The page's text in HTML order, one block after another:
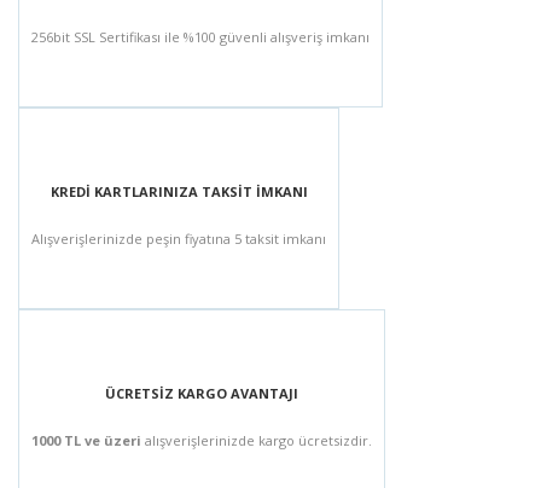
256bit SSL Sertifikası ile %100 güvenli alışveriş imkanı
KREDİ KARTLARINIZA TAKSİT İMKANI
Alışverişlerinizde peşin fiyatına 5 taksit imkanı
ÜCRETSİZ KARGO AVANTAJI
1000 TL ve üzeri alışverişlerinizde kargo ücretsizdir.